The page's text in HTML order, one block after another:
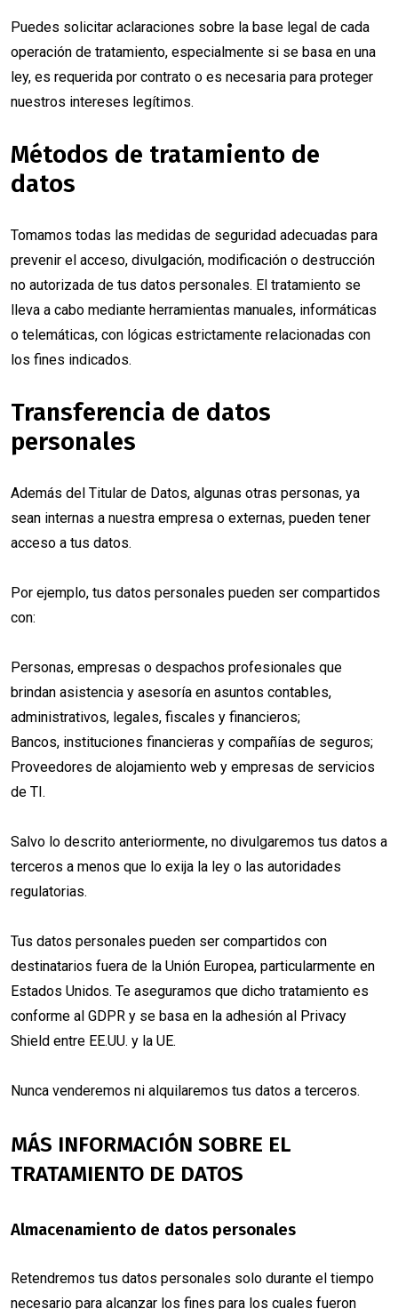
Puedes solicitar aclaraciones sobre la base legal de cada
operación de tratamiento, especialmente si se basa en una
ley, es requerida por contrato o es necesaria para proteger
nuestros intereses legítimos.
Métodos de tratamiento de
datos
Tomamos todas las medidas de seguridad adecuadas para
prevenir el acceso, divulgación, modificación o destrucción
no autorizada de tus datos personales. El tratamiento se
lleva a cabo mediante herramientas manuales, informáticas
o telemáticas, con lógicas estrictamente relacionadas con
los fines indicados.
Transferencia de datos
personales
Además del Titular de Datos, algunas otras personas, ya
sean internas a nuestra empresa o externas, pueden tener
acceso a tus datos.
Por ejemplo, tus datos personales pueden ser compartidos
con:
Personas, empresas o despachos profesionales que
brindan asistencia y asesoría en asuntos contables,
administrativos, legales, fiscales y financieros;
Bancos, instituciones financieras y compañías de seguros;
Proveedores de alojamiento web y empresas de servicios
de TI.
Salvo lo descrito anteriormente, no divulgaremos tus datos a
terceros a menos que lo exija la ley o las autoridades
regulatorias.
Tus datos personales pueden ser compartidos con
destinatarios fuera de la Unión Europea, particularmente en
Estados Unidos. Te aseguramos que dicho tratamiento es
conforme al GDPR y se basa en la adhesión al Privacy
Shield entre EE.UU. y la UE.
Nunca venderemos ni alquilaremos tus datos a terceros.
MÁS INFORMACIÓN SOBRE EL
TRATAMIENTO DE DATOS
Almacenamiento de datos personales
Retendremos tus datos personales solo durante el tiempo
necesario para alcanzar los fines para los cuales fueron